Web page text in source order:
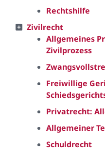
Rechtshilfe
Zivilrecht
Allgemeines
Zivilprozess
Freiwillige
Privatrecht:
Allgemeiner
Schuldrecht